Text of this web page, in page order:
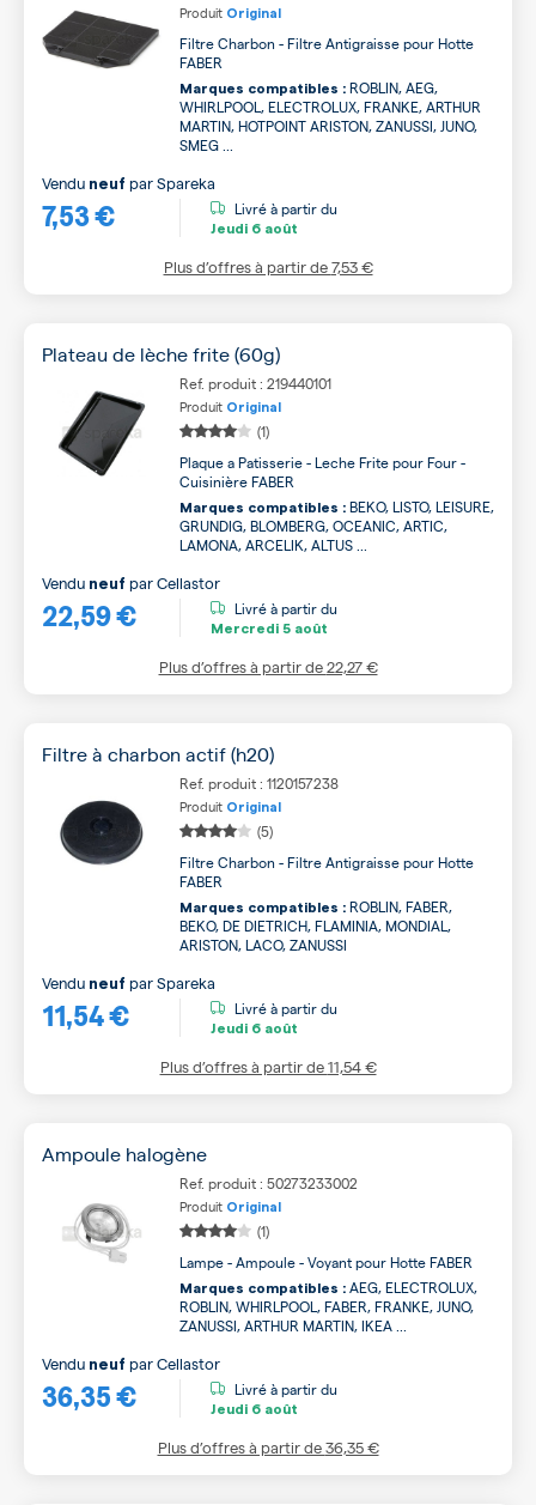
Produit Original
Filtre Charbon - Filtre Antigraisse pour Hotte
FABER
Marques compatibles : ROBLIN, AEG,
WHIRLPOOL, ELECTROLUX, FRANKE, ARTHUR
MARTIN, HOTPOINT ARISTON, ZANUSSI, JUNO,
SMEG ...
7,53 €
Vendu neuf parSpareka
Livré à partir du
Jeudi 6 août
Plus d’offres à partir de7,53 €
Plateau de lèche frite (60g)
Ref. produit : 219440101
Produit Original
(1)
Plaque a Patisserie - Leche Frite pour Four -
Cuisinière FABER
Marques compatibles : BEKO, LISTO, LEISURE,
GRUNDIG, BLOMBERG, OCEANIC, ARTIC,
LAMONA, ARCELIK, ALTUS ...
22,59 €
Vendu neuf parCellastor
Livré à partir du
Mercredi 5 août
Plus d’offres à partir de22,27 €
Filtre à charbon actif (h20)
Ref. produit : 1120157238
Produit Original
(5)
Filtre Charbon - Filtre Antigraisse pour Hotte
FABER
Marques compatibles : ROBLIN, FABER,
BEKO, DE DIETRICH, FLAMINIA, MONDIAL,
ARISTON, LACO, ZANUSSI
11,54 €
Vendu neuf parSpareka
Livré à partir du
Jeudi 6 août
Plus d’offres à partir de11,54 €
Ampoule halogène
Ref. produit : 50273233002
Produit Original
(1)
Lampe - Ampoule - Voyant pour Hotte FABER
Marques compatibles : AEG, ELECTROLUX,
ROBLIN, WHIRLPOOL, FABER, FRANKE, JUNO,
ZANUSSI, ARTHUR MARTIN, IKEA ...
36,35 €
Vendu neuf parCellastor
Livré à partir du
Jeudi 6 août
Plus d’offres à partir de36,35 €